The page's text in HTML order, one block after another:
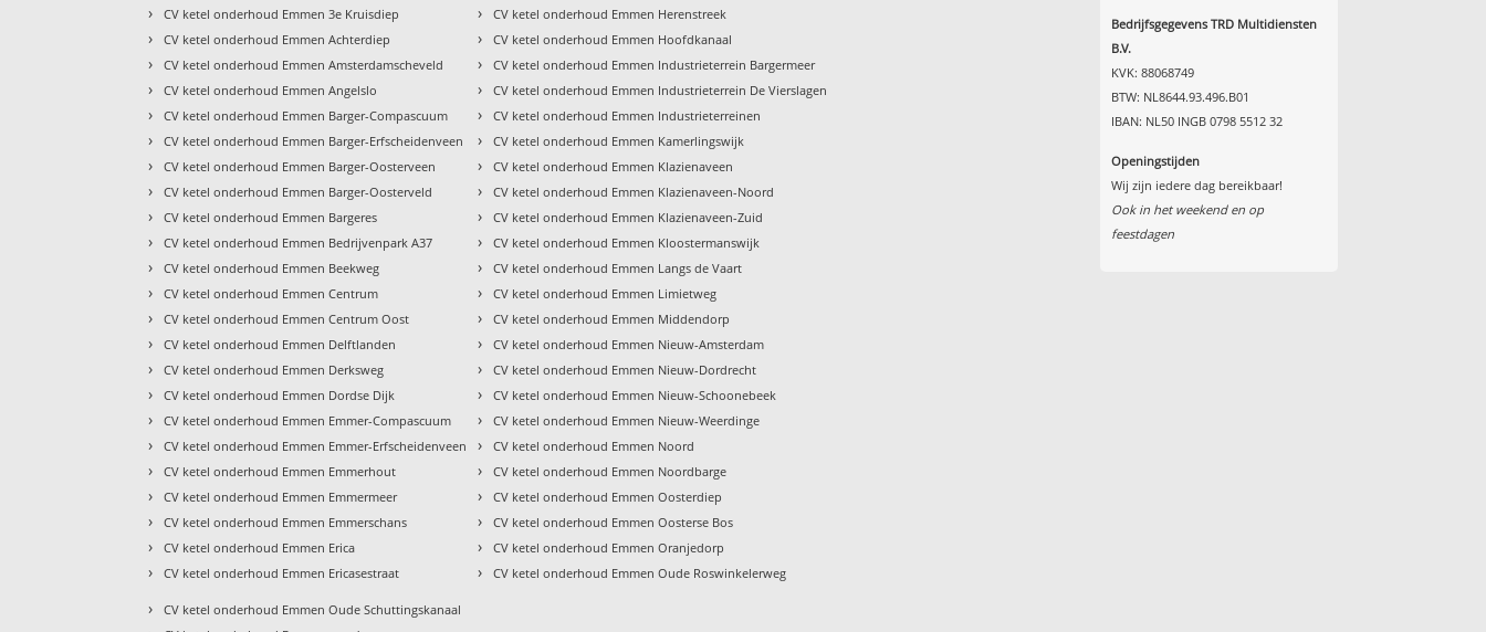
› CV ketel onderhoud Emmen 3e Kruisdiep
› CV ketel onderhoud Emmen Achterdiep
› CV ketel onderhoud Emmen Amsterdamscheveld
› CV ketel onderhoud Emmen Angelslo
› CV ketel onderhoud Emmen Barger-Compascuum
› CV ketel onderhoud Emmen Barger-Erfscheidenveen
› CV ketel onderhoud Emmen Barger-Oosterveen
› CV ketel onderhoud Emmen Barger-Oosterveld
› CV ketel onderhoud Emmen Bargeres
› CV ketel onderhoud Emmen Bedrijvenpark A37
› CV ketel onderhoud Emmen Beekweg
› CV ketel onderhoud Emmen Centrum
› CV ketel onderhoud Emmen Centrum Oost
› CV ketel onderhoud Emmen Delftlanden
› CV ketel onderhoud Emmen Derksweg
› CV ketel onderhoud Emmen Dordse Dijk
› CV ketel onderhoud Emmen Emmer-Compascuum
› CV ketel onderhoud Emmen Emmer-Erfscheidenveen
› CV ketel onderhoud Emmen Emmerhout
› CV ketel onderhoud Emmen Emmermeer
› CV ketel onderhoud Emmen Emmerschans
› CV ketel onderhoud Emmen Erica
› CV ketel onderhoud Emmen Ericasestraat
› CV ketel onderhoud Emmen Herenstreek
› CV ketel onderhoud Emmen Hoofdkanaal
› CV ketel onderhoud Emmen Industrieterrein Bargermeer
› CV ketel onderhoud Emmen Industrieterrein De Vierslagen
› CV ketel onderhoud Emmen Industrieterreinen
› CV ketel onderhoud Emmen Kamerlingswijk
› CV ketel onderhoud Emmen Klazienaveen
› CV ketel onderhoud Emmen Klazienaveen-Noord
› CV ketel onderhoud Emmen Klazienaveen-Zuid
› CV ketel onderhoud Emmen Kloostermanswijk
› CV ketel onderhoud Emmen Langs de Vaart
› CV ketel onderhoud Emmen Limietweg
› CV ketel onderhoud Emmen Middendorp
› CV ketel onderhoud Emmen Nieuw-Amsterdam
› CV ketel onderhoud Emmen Nieuw-Dordrecht
› CV ketel onderhoud Emmen Nieuw-Schoonebeek
› CV ketel onderhoud Emmen Nieuw-Weerdinge
› CV ketel onderhoud Emmen Noord
› CV ketel onderhoud Emmen Noordbarge
› CV ketel onderhoud Emmen Oosterdiep
› CV ketel onderhoud Emmen Oosterse Bos
› CV ketel onderhoud Emmen Oranjedorp
› CV ketel onderhoud Emmen Oude Roswinkelerweg
› CV ketel onderhoud Emmen Oude Schuttingskanaal
Bedrijfsgegevens TRD Multidiensten
B.V.
KVK: 88068749
BTW: NL8644.93.496.B01
IBAN: NL50 INGB 0798 5512 32
Openingstijden
Wij zijn iedere dag bereikbaar!
Ook in het weekend en op
feestdagen